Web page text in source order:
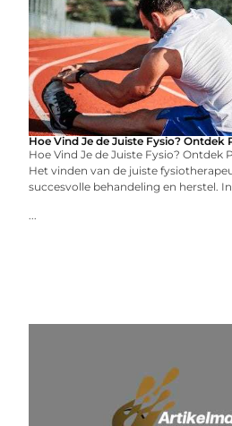
Hoe Vind Je de Juiste Fysio? Ontdek
Hoe Vind Je de Juiste Fysio? Ontdek
Het vinden van de juiste
succesvolle behandeling en herstel. In
...